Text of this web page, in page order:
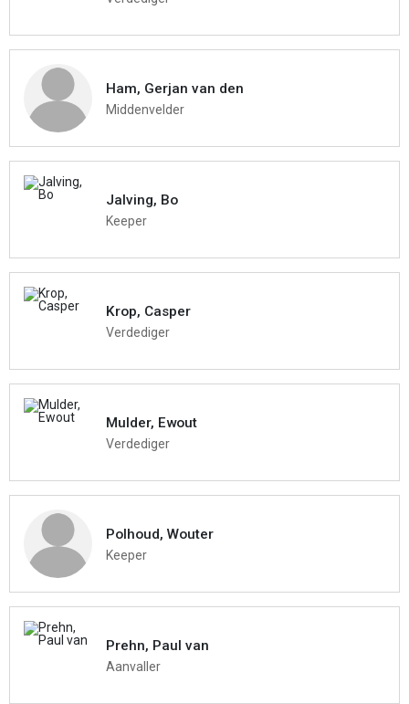
Ham, Gerjan van den
Middenvelder
Jalving, Bo
Keeper
Krop, Casper
Verdediger
Mulder, Ewout
Verdediger
Polhoud, Wouter
Keeper
Prehn, Paul van
Aanvaller